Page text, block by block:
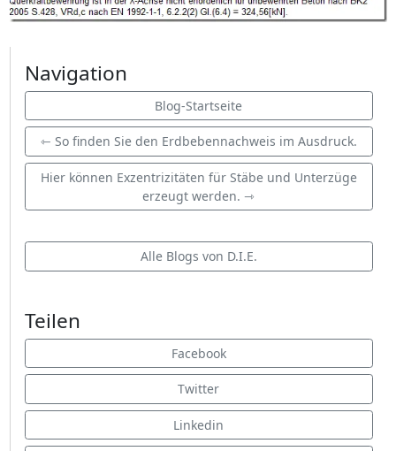
Navigation
Blog-Startseite
⇽ So finden Sie den Erdbebennachweis im Ausdruck.
Hier können Exzentrizitäten für Stäbe und Unterzüge
erzeugt werden. ⇾
Alle Blogs von D.I.E.
Teilen
Facebook
Twitter
Linkedin